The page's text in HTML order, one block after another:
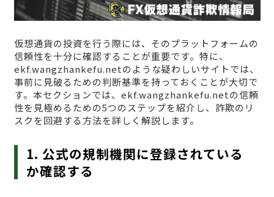
仮想通貨の投資を行う際には、そのプラットフォームの
信頼性を十分に確認することが重要です。特に、
ekf.wangzhankefu.netのような疑わしいサイトでは、
事前に見破るための判断基準を持っておくことが大切で
す。本セクションでは、ekf.wangzhankefu.netの信頼
性を見極めるための5つのステップを紹介し、詐欺のリ
スクを回避する方法を詳しく解説します。
1. 公式の規制機関に登録されている
か確認する